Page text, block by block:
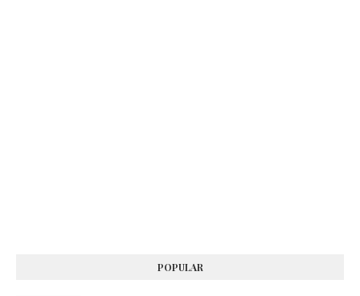
POPULAR